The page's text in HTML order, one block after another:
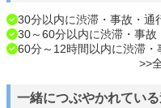
30分以内に渋滞・事故・通
30～60分以内に渋滞・事
60分～12時間以内に渋滞
>>
一緒につぶやかれてい